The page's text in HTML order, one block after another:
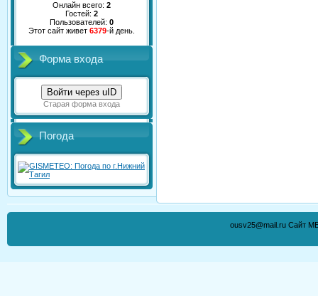
Онлайн всего: 2
Гостей: 2
Пользователей: 0
Этот сайт живет 6379-й день.
Форма входа
Войти через uID
Старая форма входа
Погода
ousv25@mail.ru Сайт